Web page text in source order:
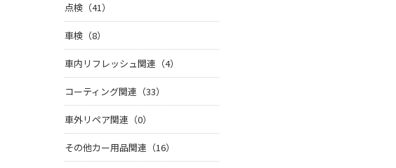
点検（41）
車検（8）
車内リフレッシュ関連（4）
コーティング関連（33）
車外リペア関連（0）
その他カー用品関連（16）